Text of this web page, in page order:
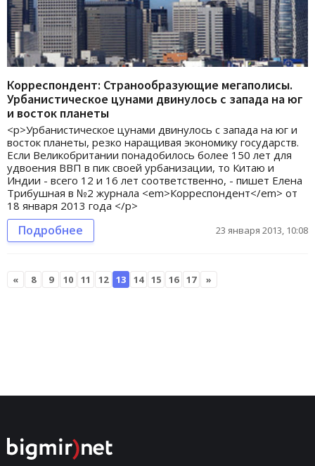
Корреспондент: Странообразующие мегаполисы.
Урбанистическое цунами двинулось с запада на юг
и восток планеты
<p>Урбанистическое цунами двинулось с запада на юг и
восток планеты, резко наращивая экономику государств.
Если Великобритании понадобилось более 150 лет для
удвоения ВВП в пик своей урбанизации, то Китаю и
Индии - всего 12 и 16 лет соответственно, - пишет Елена
Трибушная в №2 журнала <em>Корреспондент</em> от
18 января 2013 года </p>
Подробнее 23 января 2013, 10:08
« 8 9 10 11 12 13 14 15 16 17 »